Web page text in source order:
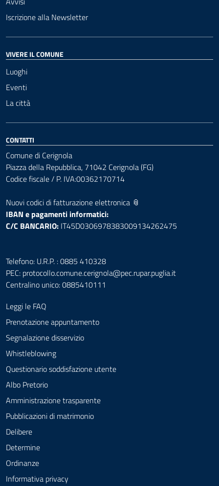
Iscrizione alla Newsletter
VIVERE IL COMUNE
Luoghi
Eventi
La città
CONTATTI
Comune di Cerignola
Piazza della Repubblica, 71042 Cerignola (FG)
Codice fiscale / P. IVA:00362170714
Nuovi codici di fatturazione elettronica 📎
IBAN e pagamenti informatici:
C/C BANCARIO: IT45D0306978383009134262475
Telefono: U.R.P. : 0885 410328
PEC: protocollo.comune.cerignola@pec.rupar.puglia.it
Centralino unico: 0885410111
Leggi le FAQ
Prenotazione appuntamento
Segnalazione disservizio
Whistleblowing
Questionario soddisfazione utente
Albo Pretorio
Amministrazione trasparente
Pubblicazioni di matrimonio
Delibere
Determine
Ordinanze
Informativa privacy